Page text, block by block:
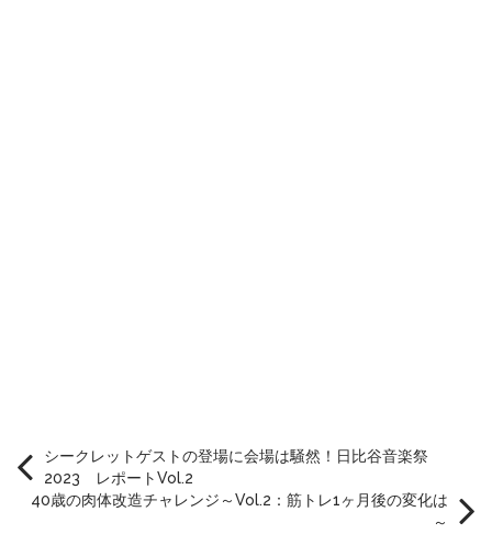
シークレットゲストの登場に会場は騒然！日比谷音楽祭
2023 レポートVol.2
40歳の肉体改造チャレンジ～Vol.2：筋トレ1ヶ月後の変化は
～